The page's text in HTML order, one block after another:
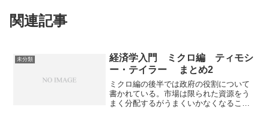
関連記事
未分類
経済学入門 ミクロ編 ティモシ
ー・テイラー まとめ2
ミクロ編の後半では政府の役割について
書かれている。市場は限られた資源をう
まく分配するがうまくいかなくなること